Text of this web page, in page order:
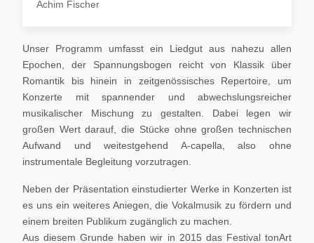
Achim Fischer
Unser Programm umfasst ein Liedgut aus nahezu allen
Epochen, der Spannungsbogen reicht von Klassik über
Romantik bis hinein in zeitgenössisches Repertoire, um
Konzerte mit spannender und abwechslungsreicher
musikalischer Mischung zu gestalten. Dabei legen wir
großen Wert darauf, die Stücke ohne großen technischen
Aufwand und weitestgehend A-capella, also ohne
instrumentale Begleitung vorzutragen.
Neben der Präsentation einstudierter Werke in Konzerten ist
es uns ein weiteres Aniegen, die Vokalmusik zu fördern und
einem breiten Publikum zugänglich zu machen.
Aus diesem Grunde haben wir in 2015 das Festival tonArt